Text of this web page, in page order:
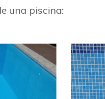
una piscina: